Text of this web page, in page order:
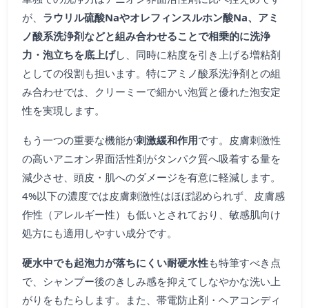
が、 ラウリル硫酸Naやオレフィンスルホン酸Na、アミ
ノ酸系洗浄剤などと組み合わせることで相乗的に洗浄
力・泡立ちを底上げし、同時に粘度を引き上げる増粘剤
としての役割も担います。特にアミノ酸系洗浄剤との組
み合わせでは、クリーミーで細かい泡質と優れた泡安定
性を実現します。
もう一つの重要な機能が刺激緩和作用です。皮膚刺激性
の高いアニオン界面活性剤がタンパク質へ吸着する量を
減少させ、頭皮・肌へのダメージを有意に軽減します。
4%以下の濃度では皮膚刺激性はほぼ認められず、皮膚感
作性（アレルギー性）も低いとされており、敏感肌向け
処方にも適用しやすい成分です。
硬水中でも起泡力が落ちにくい耐硬水性も特筆すべき点
で、シャンプー後のきしみ感を抑えてしなやかな洗い上
がりをもたらします。また、帯電防止剤・ヘアコンディ